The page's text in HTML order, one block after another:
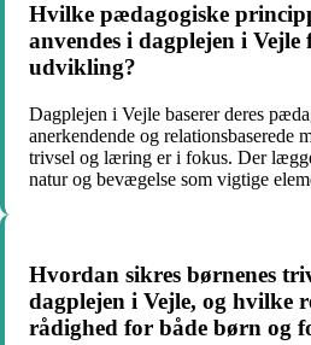
Hvilke pædagogiske
anvendes i dagplejen i Vejle
udvikling?
Dagplejen i Vejle baserer deres
anerkendende og relationsbaserede
trivsel og læring er i fokus. Der
natur og bevægelse som vigtige
Hvordan sikres børnenes
dagplejen i Vejle, og hvilke
rådighed for både børn og